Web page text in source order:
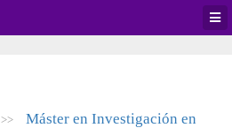
>>
Máster en Investigación en